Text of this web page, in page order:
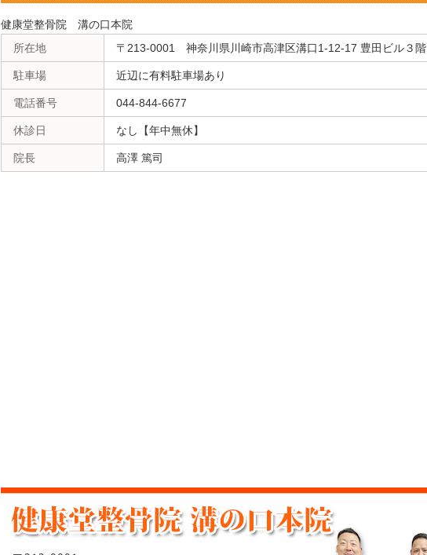
健康堂整骨院 溝の口本院
所在地
〒213-0001 神奈川県川崎市高津区溝口1-12-17 豊田ビル３階
駐車場 近辺に有料駐車場あり
電話番号 044-844-6677
休診日 なし【年中無休】
院長 高澤 篤司